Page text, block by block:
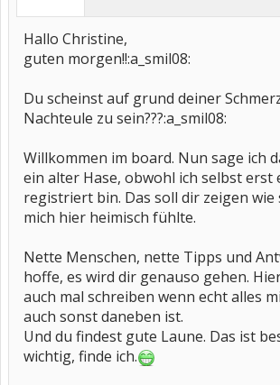
Hallo Christine,
guten morgen!!:a_smil08:
Du scheinst auf grund deiner
Nachteule zu sein???:a_smil08:
Willkommen im board. Nun sage ich
ein alter Hase, obwohl ich selbst erst
registriert bin. Das soll dir zeigen wie
mich hier heimisch fühlte.
Nette Menschen, nette Tipps und
hoffe, es wird dir genauso gehen.
auch mal schreiben wenn echt alles
auch sonst daneben ist.
Und du findest gute Laune. Das ist
wichtig, finde ich.